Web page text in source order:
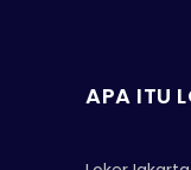
APA ITU